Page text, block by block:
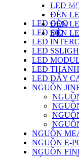
LED
ĐÈN
ĐÈN
ĐÈN
DANH SÁCH
LED GOQ
LED SID
LED
LED
LED
LED
LED DÂY
NGUỒN
NGUỒN
NGUỒN E-
NGUỒN